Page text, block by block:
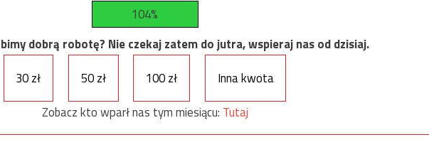
104%
dobrą robotę? Nie czekaj zatem do jutra, wspieraj nas od dzisiaj.
30 zł
50 zł 100 zł
Inna kwota
Zobacz kto wparł nas tym miesiącu: Tutaj